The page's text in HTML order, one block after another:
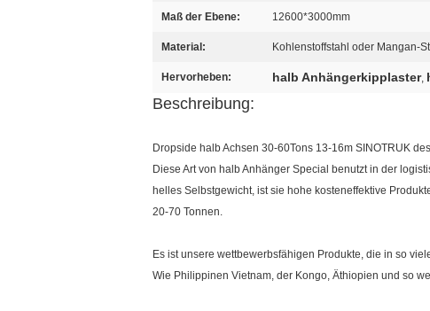
Maß der Ebene: 12600*3000mm
Material: Kohlenstoffstahl oder Mangan-
Hervorheben: halb Anhängerkipplaster,
Beschreibung:
Dropside halb Achsen 30-60Tons 13-16m SINOTRUK
Diese Art von halb Anhänger Special benutzt in der
helles Selbstgewicht, ist sie hohe kosteneffektive
20-70 Tonnen.
Es ist unsere wettbewerbsfähigen Produkte, die in so
Wie Philippinen Vietnam, der Kongo, Äthiopien und so